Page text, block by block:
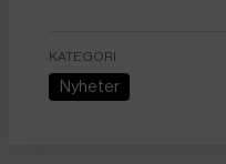
KATEGORI
Nyheter